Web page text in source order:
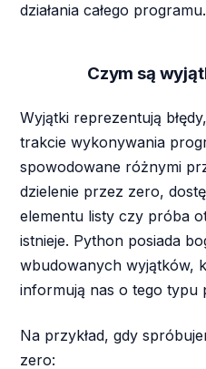
działania całego programu.
Czym są
Wyjątki reprezentują
trakcie wykonywania
spowodowane różnymi
dzielenie przez zero,
elementu listy czy próba
istnieje. Python posiada
wbudowanych wyjątków,
informują nas o tego typu
Na przykład, gdy
zero: